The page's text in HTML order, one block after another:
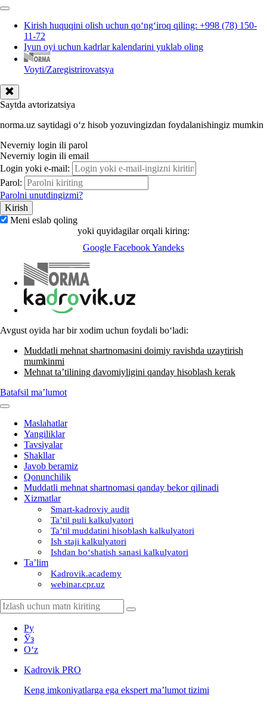
Kirish huquqini olish uchun qoʻngʻiroq qiling: +998 (78) 150-
11-72
Iyun oyi uchun kadrlar kalendarini yuklab oling
Voyti/Zaregistrirovatsya
Saytda avtorizatsiya
norma.uz saytidagi oʻz hisob yozuvingizdan foydalanishingiz mumkin
Neverniy login ili parol
Neverniy login ili email
Login yoki e-mail:
Parol:
Parolni unutdingizmi?
Meni eslab qoling
yoki quyidagilar orqali kiring:
Google FacebookYandeks
Avgust oyida har bir хodim uchun foydali boʻladi:
Muddatli mehnat shartnomasini doimiy ravishda uzaytirish
mumkinmi
Mehnat ta’tilining davomiyligini qanday hisoblash kerak
Batafsil ma’lumot
Maslahatlar
Yangiliklar
Tavsiyalar
Shakllar
Javob beramiz
Qonunchilik
Muddatli mehnat shartnomasi qanday bekor qilinadi
Xizmatlar
Smart-kadroviy audit
Ta’til puli kalkulyatori
Ta’til muddatini hisoblash kalkulyatori
Ish staji kalkulyatori
Ishdan boʻshatish sanasi kalkulyatori
Ta’lim
Kadrovik.academy
webinar.cpr.uz
Ру
Ўз
Oʻz
Kadrovik PRO
Keng imkoniyatlarga ega ekspert ma’lumot tizimi